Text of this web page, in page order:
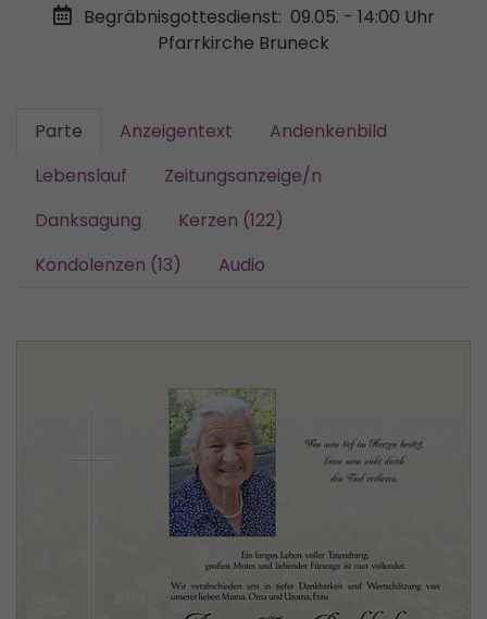
Begräbnisgottesdienst: 09.05. - 14:00 Uhr
Pfarrkirche Bruneck
Parte Anzeigentext
Andenkenbild
Lebenslauf
Zeitungsanzeige/n
Danksagung
Kerzen (122)
Kondolenzen (13)
Audio